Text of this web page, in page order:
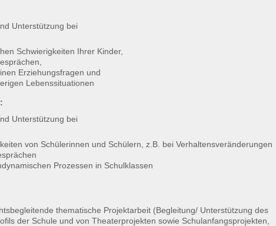
Unterstützung bei
Schwierigkeiten Ihrer Kinder,
Erziehungsfragen und
Lebenssituationen
Unterstützung bei
von Schülerinnen und Schülern, z.B. bei Verhaltensveränderungen
Prozessen in Schulklassen
thematische Projektarbeit (Begleitung/ Unterstützung des
der Schule und von Theaterprojekten sowie Schulanfangsprojekten,